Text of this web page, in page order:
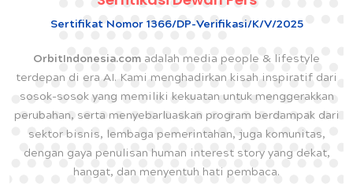
Sertifikat Nomor 1366/DP-Verifikasi/K/V/2025
OrbitIndonesia.com adalah media people & lifestyle
terdepan di era AI. Kami menghadirkan kisah inspiratif dari
sosok-sosok yang memiliki kekuatan untuk menggerakkan
perubahan, serta menyebarluaskan program berdampak dari
sektor bisnis, lembaga pemerintahan, juga komunitas,
dengan gaya penulisan human interest story yang dekat,
hangat, dan menyentuh hati pembaca.